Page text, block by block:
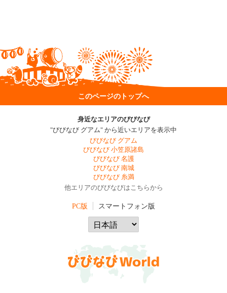
このページのトップへ
身近なエリアのびびなび
"びびなび グアム" から近いエリアを表示中
びびなび グアム
びびなび 小笠原諸島
びびなび 名護
びびなび 南城
びびなび 糸満
他エリアのびびなびはこちらから
PC版 スマートフォン版